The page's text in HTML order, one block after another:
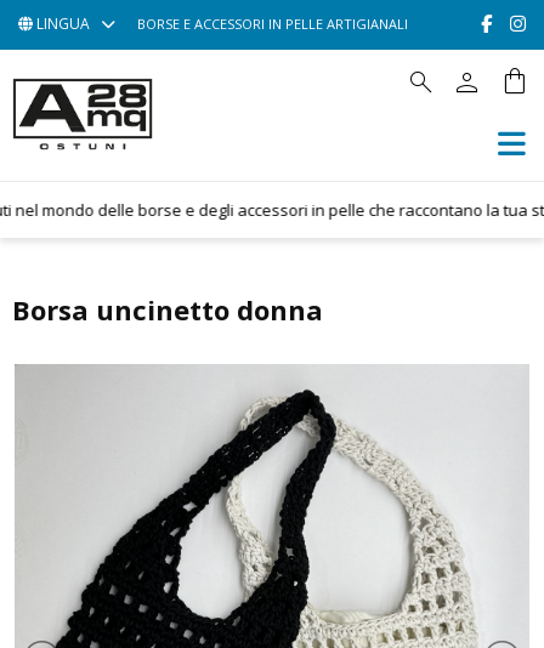
HOME
ACCESSORI
LINGUA BORSE E ACCESSORI IN PELLE ARTIGIANALI
search person shopping_bag
mondo delle borse e degli accessori in pelle che raccontano la tua
Borsa uncinetto donna